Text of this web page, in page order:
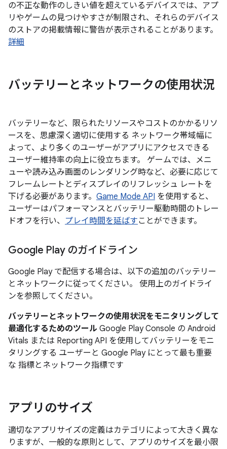
の不正な動作のしきい値を超えているデバイスでは、アプ
リやゲームの見つけやすさが制限され、それらのデバイス
のストアの掲載情報に警告が表示されることがあります。
詳細
バッテリーとネットワークの使用状況
バッテリーなど、限られたリソースやコストのかかるリソ
ースを、思慮深く適切に使用する ネットワーク帯域幅に
よって、より多くのユーザーがアプリにアクセスできる
ユーザー維持率の向上に役立ちます。 ゲームでは、メニ
ューや読み込み画面のレンダリング時など、必要に応じて
フレームレートとディスプレイのリフレッシュ レートを
下げる必要があります。 Game Mode API を使用すると、
ユーザーはパフォーマンスとバッテリー駆動時間のトレー
ドオフを行い、 プレイ時間を延ばす ことができます。
Google Play のガイドライン
Google Play で配信する場合は、以下の追加のバッテリー
とネットワークに従ってください。 使用上のガイドライ
ンを参照してください。
バッテリーとネットワークの使用状況をモニタリングして
最適化するためのツール Google Play Console の Android
Vitals または Reporting API を使用してバッテリーをモニ
タリングする ユーザーと Google Play にとって最も重要
な 指標とネットワーク指標です
アプリのサイズ
適切なアプリサイズの定義はカテゴリによって大きく異な
りますが、一般的な原則として、アプリのサイズを最小限